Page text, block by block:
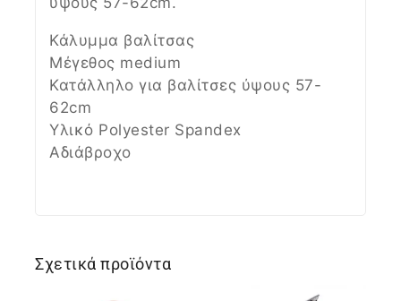
Κάλυμμα βαλίτσας
Μέγεθος medium
Κατάλληλο για βαλίτσες ύψους 57-
62cm
Υλικό Polyester Spandex
Αδιάβροχο
Σχετικά προϊόντα